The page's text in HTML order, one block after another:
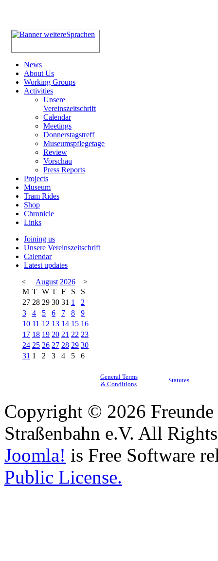
News
About Us
Working Groups
Activities
Unsere
Vereinszeitschrift
Calendar
Meetings
Donnerstagstreff
Museumspflegetage
Review
Vorschau
Press Reports
Projects
Museum
Tram Rides
Shop
Chronicle
Links
Joining us
Unsere Vereinszeitschrift
Calendar
Latest updates
<
August 2026
>
M T W T F S
S
27 28 29 30 31 1
2
3
4 5 6 7 8
9
10 11 12 13 14 15 16
17 18 19 20 21 22 23
24 25 26 27 28 29 30
31 1 2 3 4 5 6
General Terms
& Conditions
Statutes
Copyright © 2026
Straßenbahn e.V. All
Joomla! is Free Software
Public License.